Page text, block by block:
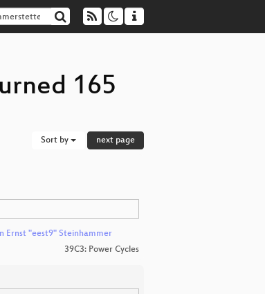
165
Sort by next page
Ernst "eest9" Steinhammer
39C3: Power Cycles